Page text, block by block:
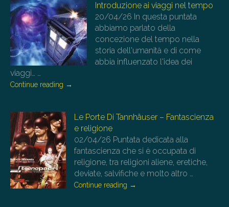
Introduzione ai viaggi nel tempo
20/04/26 In questa puntata
abbiamo parlato della
concezione del tempo nella
storia dell'umanità e di come
abbia influenzato l'idea dei
viaggi… …
Continue reading →
Le Porte Di Tannhäuser – Fantascienza
e religione
02/04/26 Puntata dedicata alla
fantascienza che si è occupata di
religione, tra religioni aliene, eretiche,
deviate, salvifiche e molto altro …
Continue reading →